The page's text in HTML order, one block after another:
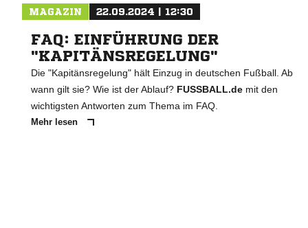
MAGAZIN 22.09.2024 | 12:30
FAQ: EINFÜHRUNG DER
"KAPITÄNSREGELUNG"
Die "Kapitänsregelung" hält Einzug in deutschen Fußball. Ab
wann gilt sie? Wie ist der Ablauf? FUSSBALL.de mit den
wichtigsten Antworten zum Thema im FAQ.
Mehr lesen